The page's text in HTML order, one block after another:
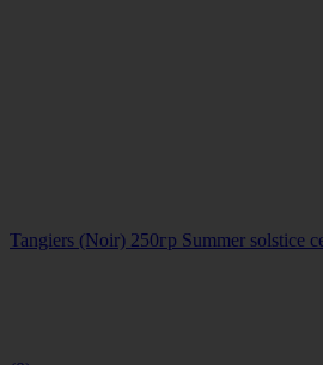
Tangiers (Noir) 250гр Summer solstice